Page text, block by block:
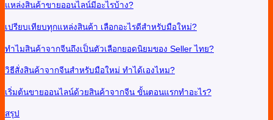
แหล่งสินค้าขายออนไลน์มีอะไรบ้าง?
เปรียบเทียบทุกแหล่งสินค้า เลือกอะไรดีสำหรับมือใหม่?
ทำไมสินค้าจากจีนถึงเป็นตัวเลือกยอดนิยมของ Seller ไทย?
วิธีสั่งสินค้าจากจีนสำหรับมือใหม่ ทำได้เองไหม?
เริ่มต้นขายออนไลน์ด้วยสินค้าจากจีน ขั้นตอนแรกทำอะไร?
สรุป